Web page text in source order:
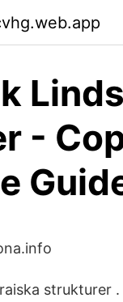
-
strukturer